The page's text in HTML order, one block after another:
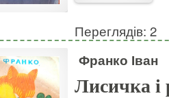
Переглядів: 2
Франко Іван
Лисичка і